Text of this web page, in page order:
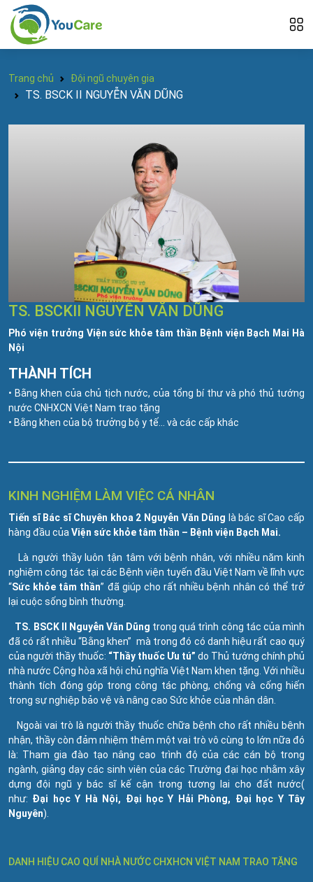
Trang chủ Đội ngũ chuyên gia
TS. BSCK II NGUYỄN VĂN DŨNG
TS. BSCKII NGUYỄN VĂN DŨNG
Phó viện trưởng Viện sức khỏe tâm thần Bệnh viện Bạch Mai Hà
Nội
THÀNH TÍCH
• Bằng khen của chủ tịch nước, của tổng bí thư và phó thủ tướng
nước CNHXCN Việt Nam trao tặng
• Bằng khen của bộ trưởng bộ y tế… và các cấp khác
KINH NGHIỆM LÀM VIỆC CÁ NHÂN
Tiến sĩ Bác sĩ Chuyên khoa 2 Nguyễn Văn Dũng là bác sĩ Cao cấp
hàng đầu củaViện sức khỏe tâm thần – Bệnh viện Bạch Mai.
Là người thầy luôn tận tâm với bệnh nhân, với nhiều năm kinh
nghiệm công tác tại các Bệnh viện tuyến đầu Việt Nam về lĩnh vực
“Sức khỏe tâm thần” đã giúp cho rất nhiều bệnh nhân có thể trở
lại cuộc sống bình thường.
TS. BSCK II Nguyễn Văn Dũng trong quá trình công tác của mình
đã có rất nhiều “Bằng khen” mà trong đó có danh hiệu rất cao quý
của người thầy thuốc: “Thầy thuốc Ưu tú” do Thủ tướng chính phủ
nhà nước Cộng hòa xã hội chủ nghĩa Việt Nam khen tặng. Với nhiều
thành tích đóng góp trong công tác phòng, chống và cống hiến
trong sự nghiệp bảo vệ và nâng cao Sức khỏe của nhân dân.
Ngoài vai trò là người thầy thuốc chữa bệnh cho rất nhiều bệnh
nhận, thầy còn đảm nhiệm thêm một vai trò vô cùng to lớn nữa đó
là: Tham gia đào tạo nâng cao trình độ của các cán bộ trong
ngành, giảng dạy các sinh viên của các Trường đại học nhằm xây
dựng đội ngũ y bác sĩ kế cận trong tương lai cho đất nước(
như: Đại học Y Hà Nội, Đại học Y Hải Phòng, Đại học Y Tây
Nguyên).
DANH HIỆU CAO QUÍ NHÀ NƯỚC CHXHCN VIỆT NAM TRAO TẶNG